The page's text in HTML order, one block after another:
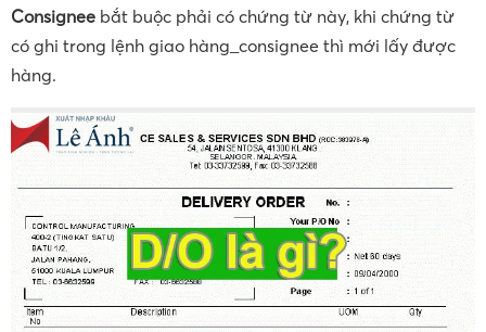
Consignee bắt buộc phải có chứng từ này, khi chứng từ
có ghi trong lệnh giao hàng_consignee thì mới lấy được
hàng.